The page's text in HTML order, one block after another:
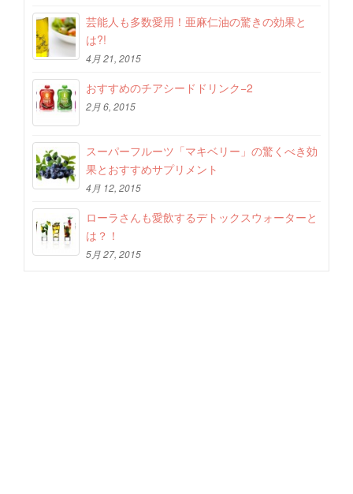
芸能人も多数愛用！亜麻仁油の驚きの効果と
は?!
4月 21, 2015
おすすめのチアシードドリンク−2
2月 6, 2015
スーパーフルーツ「マキベリー」の驚くべき効
果とおすすめサプリメント
4月 12, 2015
ローラさんも愛飲するデトックスウォーターと
は？！
5月 27, 2015